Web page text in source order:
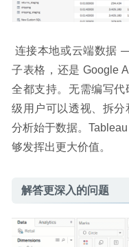
子表格，还是 Google
全都支持。无需编写
级用户可以透视、拆分
分析始于数据。
够发挥出更大价值。
解答更深入的问题